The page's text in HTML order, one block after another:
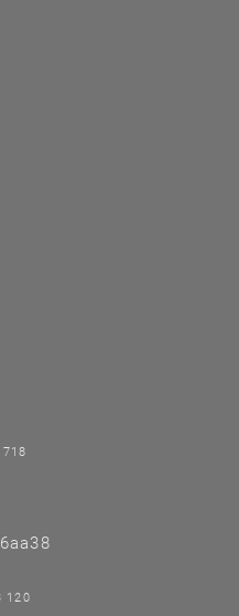
prokazujících
internetu.
120